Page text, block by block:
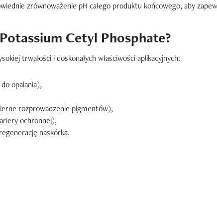
zrównoważenie pH całego produktu końcowego, aby
Cetyl Phosphate?
trwałości i doskonałych właściwości aplikacyjnych:
opalania),
rozprowadzenie pigmentów),
ochronnej),
naskórka.